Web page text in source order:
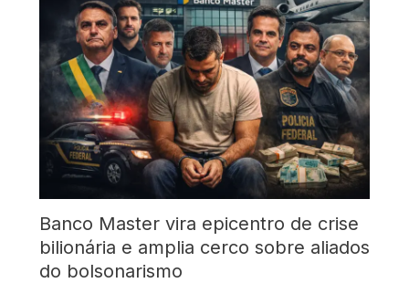
Banco Master vira epicentro de crise
bilionária e amplia cerco sobre aliados
do bolsonarismo